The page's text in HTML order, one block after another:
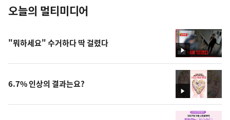
오늘의 멀티미디어
영
상
"뭐하세요" 수거하다 딱 걸렸다
영
상
6.7% 인상의 결과는요?